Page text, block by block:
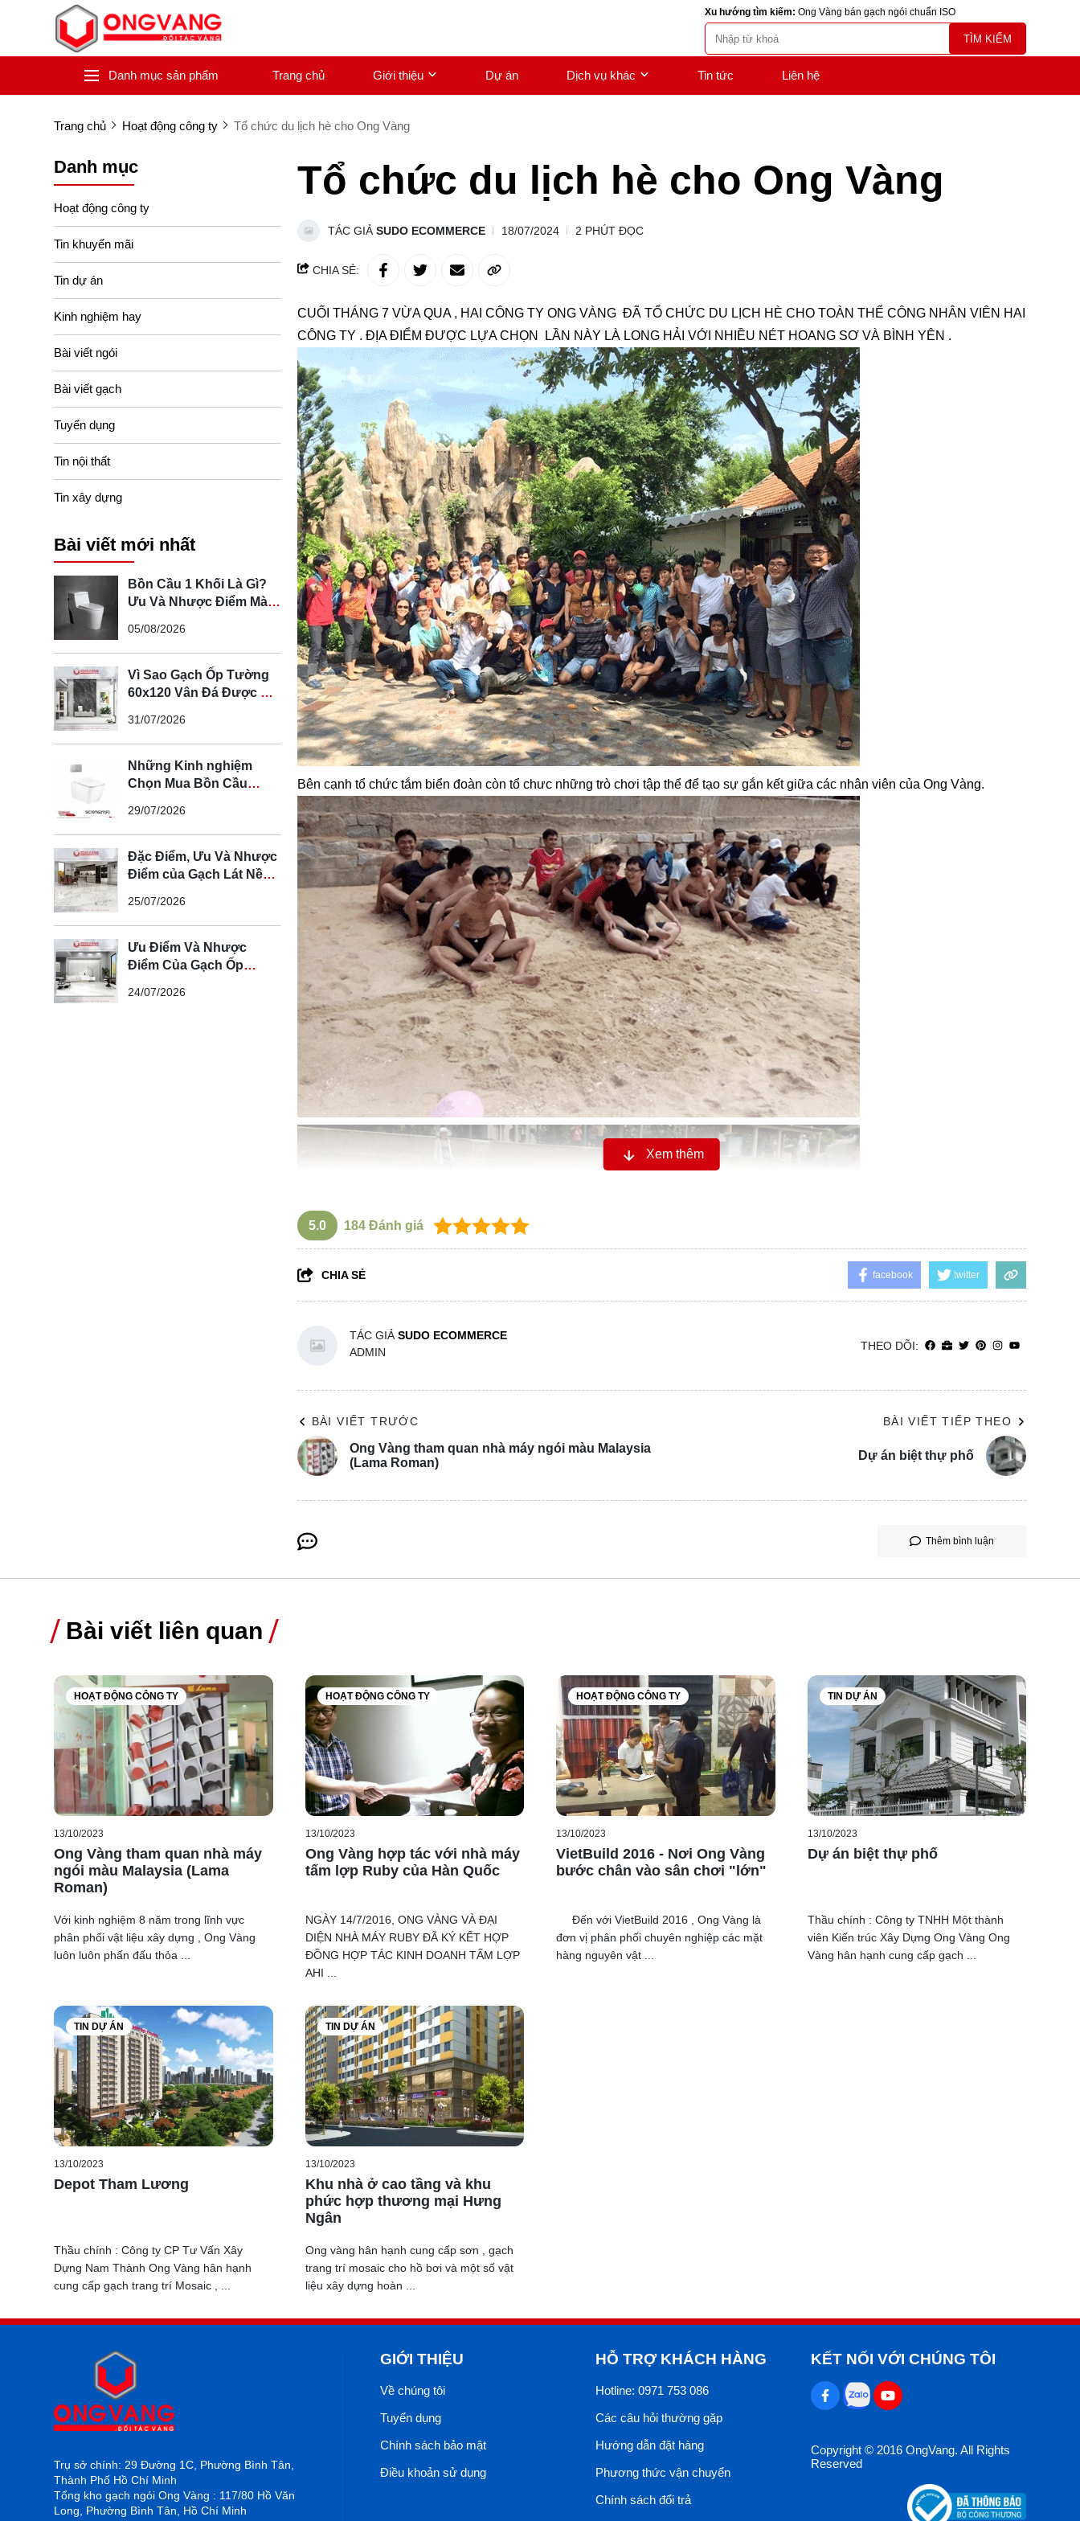
Xu hướng tìm kiếm: Ong Vàng bán gạch ngói chuẩn ISO
TÌM KIẾM
Danh mục sản phẩm Trang chủ Giới thiệu Dự án Dịch vụ khác Tin tức Liên hệ
Trang chủ Hoạt động công ty Tổ chức du lịch hè cho Ong Vàng
Danh mục
Hoạt động công ty
Tin khuyến mãi
Tin dự án
Kinh nghiệm hay
Bài viết ngói
Bài viết gạch
Tuyển dụng
Tin nội thất
Tin xây dựng
Bài viết mới nhất
Bồn Cầu 1 Khối Là Gì?
Ưu Và Nhược Điểm Mà
05/08/2026
Vì Sao Gạch Ốp Tường
60x120 Vân Đá Được Ưa
Gian Hiện Đại
31/07/2026
Những Kinh nghiệm
Chọn Mua Bồn Cầu
29/07/2026
Đặc Điểm, Ưu Và Nhược
Điểm của Gạch Lát Nền
25/07/2026
Ưu Điểm Và Nhược
Điểm Của Gạch Ốp
24/07/2026
Tổ chức du lịch hè cho Ong Vàng
TÁC GIẢ SUDO ECOMMERCE 18/07/2024 2 PHÚT ĐỌC
CHIA SẺ:
CUỐI THÁNG 7 VỪA QUA , HAI CÔNG TY ONG VÀNG ĐÃ TỔ CHỨC DU LỊCH HÈ CHO TOÀN THỂ CÔNG NHÂN VIÊN HAI
CÔNG TY . ĐỊA ĐIỂM ĐƯỢC LỰA CHỌN LẦN NÀY LÀ LONG HẢI VỚI NHIỀU NÉT HOANG SƠ VÀ BÌNH YÊN .
Bên cạnh tổ chức tắm biển đoàn còn tổ chưc những trò chơi tập thể để tạo sự gắn kết giữa các nhân viên của Ong Vàng.
Chuyến đi không tổ chức những ngày đầu hè do tình hình công việc của hai công ty. Mặc dù vậy, chuyễn đi đã thành công tốt
đẹp và tạo những niềm vui. Chuyến đi đã giúp nhân viên hai công ty có giây phút thư giữa vui tươi và sôi nổi. Qua đó, chuyến đi
du lịch hè đã góp phần chăm lo và tăng cường hơn tình đoàn kết, sự giao lưu giữa tập thể nhân viên Ong Vàng. NGoài ra, tất cả
cùng mong muốn hẹn lại vào mùa hè năm sau.
Xem thêm
5.0 184Đánh giá
CHIA SẺ facebook twitter
TÁC GIẢ SUDO ECOMMERCE
ADMIN
THEO DÕI:
BÀI VIẾT TRƯỚC
Ong Vàng tham quan nhà máy ngói màu Malaysia
(Lama Roman)
BÀI VIẾT TIẾP THEO
Dự án biệt thự phố
Thêm bình luận
Bài viết liên quan
HOẠT ĐỘNG CÔNG TY
13/10/2023
Ong Vàng tham quan nhà máy
ngói màu Malaysia (Lama
Roman)
Với kinh nghiệm 8 năm trong lĩnh vực
phân phối vật liệu xây dựng , Ong Vàng
luôn luôn phấn đấu thỏa ...
HOẠT ĐỘNG CÔNG TY
13/10/2023
Ong Vàng hợp tác với nhà máy
tấm lợp Ruby của Hàn Quốc
NGÀY 14/7/2016, ONG VÀNG VÀ ĐẠI
DIỆN NHÀ MÁY RUBY ĐÃ KÝ KẾT HỢP
ĐỒNG HỢP TÁC KINH DOANH TẤM LỢP
AHI ...
HOẠT ĐỘNG CÔNG TY
13/10/2023
VietBuild 2016 - Nơi Ong Vàng
bước chân vào sân chơi "lớn"
Đến với VietBuild 2016 , Ong Vàng là
đơn vị phân phối chuyên nghiệp các mặt
hàng nguyên vật ...
TIN DỰ ÁN
13/10/2023
Dự án biệt thự phố
Thầu chính : Công ty TNHH Một thành
viên Kiến trúc Xây Dựng Ong Vàng Ong
Vàng hân hạnh cung cấp gạch ...
TIN DỰ ÁN
13/10/2023
Depot Tham Lương
Thầu chính : Công ty CP Tư Vấn Xây
Dựng Nam Thành Ong Vàng hân hạnh
cung cấp gạch trang trí Mosaic , ...
TIN DỰ ÁN
13/10/2023
Khu nhà ở cao tầng và khu
phức hợp thương mại Hưng
Ngân
Ong vàng hân hạnh cung cấp sơn , gạch
trang trí mosaic cho hồ bơi và một số vật
liệu xây dựng hoàn ...
Trụ sở chính: 29 Đường 1C, Phường Bình Tân,
Thành Phố Hồ Chí Minh
Tổng kho gạch ngói Ong Vàng : 117/80 Hồ Văn
Long, Phường Bình Tân, Hồ Chí Minh
GIỚI THIỆU
Về chúng tôi
Tuyển dụng
Chính sách bảo mật
Điều khoản sử dụng
HỖ TRỢ KHÁCH HÀNG
Hotline: 0971 753 086
Các câu hỏi thường gặp
Hướng dẫn đặt hàng
Phương thức vận chuyển
Chính sách đổi trả
KẾT NỐI VỚI CHÚNG TÔI
Copyright © 2016 OngVang. All Rights
Reserved